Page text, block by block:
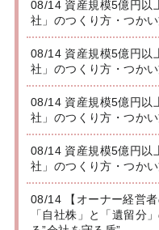
08/14 資産規模5億円以
社」のつくり方・つか
08/14 資産規模5億円以
社」のつくり方・つか
08/14 資産規模5億円以
社」のつくり方・つか
08/14 資産規模5億円以
社」のつくり方・つか
08/14 【オーナー経営者
「自社株」と「遺留分